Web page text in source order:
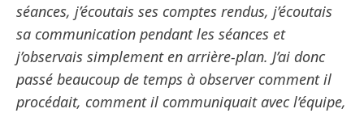
séances, j’écoutais ses comptes rendus, j’écoutais
sa communication pendant les séances et
j’observais simplement en arrière-plan. J’ai donc
passé beaucoup de temps à observer comment il
procédait, comment il communiquait avec l’équipe,